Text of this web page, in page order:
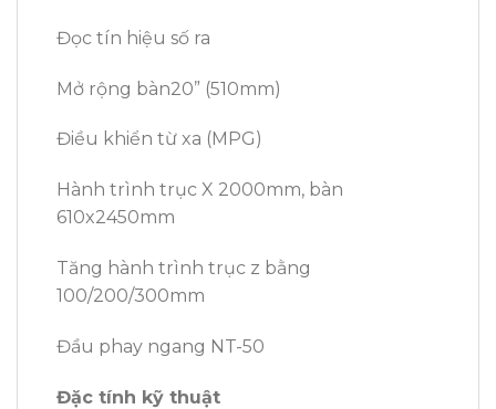
Đọc tín hiệu số ra
Mở rộng bàn20” (510mm)
Điều khiển từ xa (MPG)
Hành trình trục X 2000mm, bàn
610x2450mm
Tăng hành trình trục z bằng
100/200/300mm
Đầu phay ngang NT-50
Đặc tính kỹ thuật